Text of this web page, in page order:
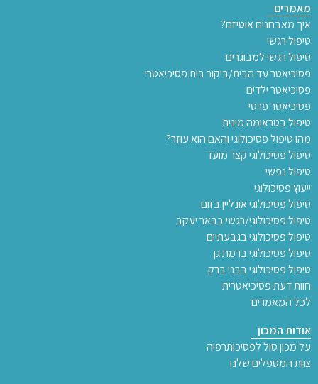
מאמרים
איך מאבחנים אוטיזם?
טיפול רגשי
טיפול רגשי למבוגרים
פסיכיאטר עד הבית/ביקור בית פסיכיאטרי
פסיכיאטר ילדים
פסיכיאטר פרטי
טיפול בטראומה מינית
מהו טיפול פסיכולוגי והאם הוא עוזר?
טיפול פסיכולוגי קצר מועד
טיפול נפשי
ייעוץ פסיכולוגי
טיפול פסיכולוגי אונליין בזום
טיפול פסיכולוגי/רגשי בבאר יעקב
טיפול פסיכולוגי בגבעתיים
טיפול פסיכולוגי ברמת גן
טיפול פסיכולוגי בבני ברק
חוות דעת פסיכיאטרית
לכל המאמרים
אודות המכון
על מכון סול לפסיכותרפיה
צוות המטפלים שלנו